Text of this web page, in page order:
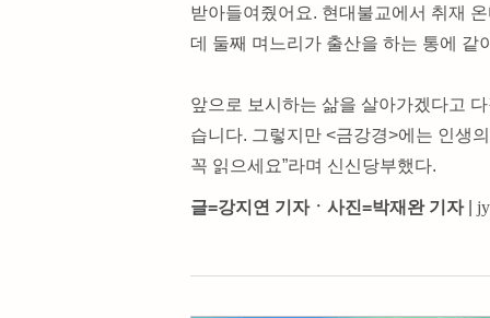
받아들여줬어요. 현대불교에서 취재
데 둘째 며느리가 출산을 하는 통에 같
앞으로 보시하는 삶을 살아가겠다고
습니다. 그렇지만 <금강경>에는 인생
꼭 읽으세요”라며 신신당부했다.
글=강지연 기자ㆍ사진=박재완 기자|